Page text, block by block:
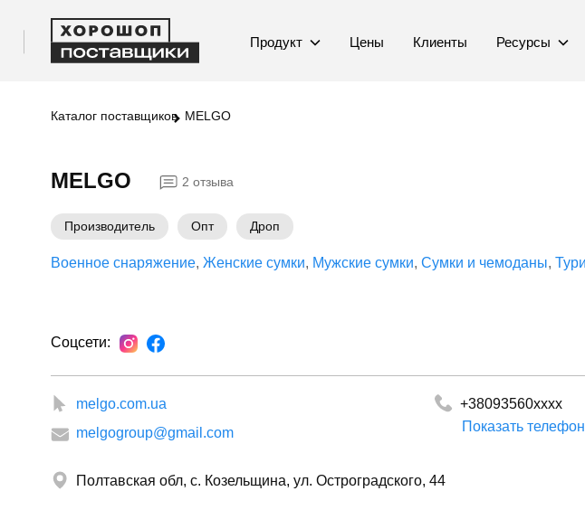
Продукт Цены Клиенты Ресурсы
Каталог поставщиков MELGO
MELGO 2 отзыва
Производитель Опт Дроп
Военное снаряжение Женские сумки Мужские сумки Сумки и чемоданы
Соцсети:
melgo.com.ua
melgogroup@gmail.com
+38093560xxxx
+380669099021
Показать
Полтавская обл, с. Козельщина, ул. Остроградского, 44